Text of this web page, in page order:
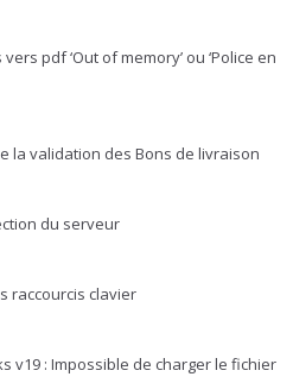
pdf ‘Out of memory’ ou ‘Police en
la validation des Bons de livraison
du serveur
raccourcis clavier
v19 : Impossible de charger le fichier